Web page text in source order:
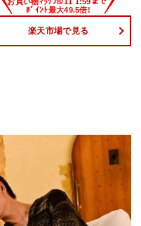
楽天市場で見る